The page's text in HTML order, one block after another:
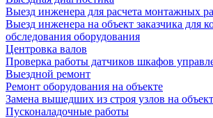
Выезд инженера для расчета монтажных
Выезд инженера на объект заказчика для
обследования оборудования
Центровка валов
Проверка работы датчиков шкафов
Выездной ремонт
Ремонт оборудования на объекте
Замена вышедших из строя узлов на
Пусконаладочные работы